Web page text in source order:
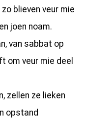
blieven veur mie
joen noam.
van sabbat op
om veur mie deel
zellen ze lieken
opstand